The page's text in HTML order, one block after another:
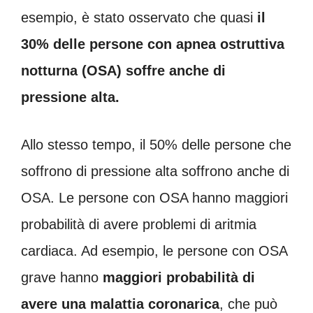
esempio, è stato osservato che quasi il
30% delle persone con apnea ostruttiva
notturna (OSA) soffre anche di
pressione alta.
Allo stesso tempo, il 50% delle persone che
soffrono di pressione alta soffrono anche di
OSA. Le persone con OSA hanno maggiori
probabilità di avere problemi di aritmia
cardiaca. Ad esempio, le persone con OSA
grave hanno maggiori probabilità di
avere una malattia coronarica, che può